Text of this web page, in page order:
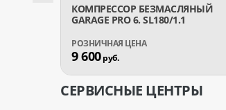
КОМПРЕССОР БЕЗМАСЛЯНЫЙ
GARAGE PRO 6. SL180/1.1
9 600руб.
СЕРВИСНЫЕ ЦЕНТРЫ